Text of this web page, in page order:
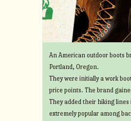
An American outdoor boots
Portland, Oregon.
They were initially a work
price points. The brand
They added their hiking
extremely popular among